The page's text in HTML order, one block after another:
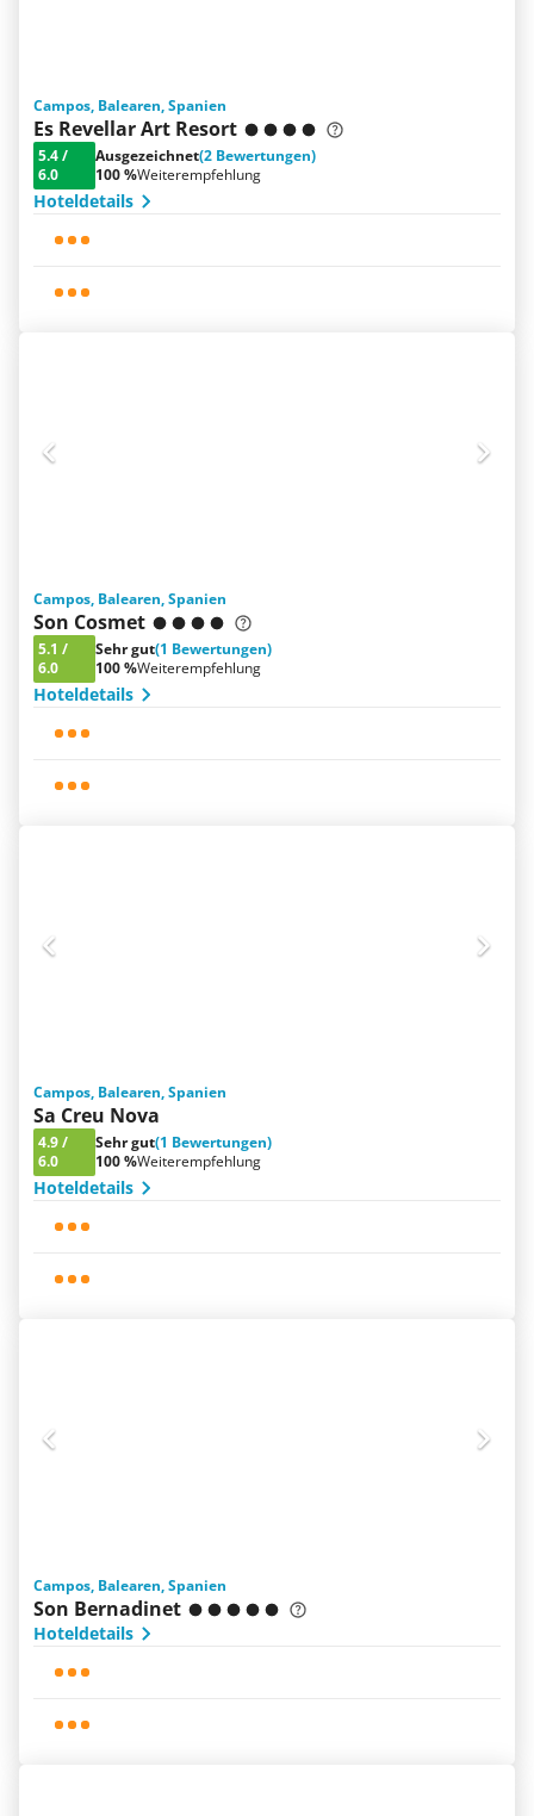
Campos, Balearen, Spanien
Es Revellar Art Resort
5.4/
6.0
Ausgezeichnet(2 Bewertungen)
100 %Weiterempfehlung
Hoteldetails
Campos, Balearen, Spanien
Son Cosmet
5.1 /
6.0
Sehr gut(1 Bewertungen)
100 %Weiterempfehlung
Hoteldetails
Campos, Balearen, Spanien
Sa Creu Nova
4.9/
6.0
Sehr gut(1 Bewertungen)
100 %Weiterempfehlung
Hoteldetails
Campos, Balearen, Spanien
Son Bernadinet
Hoteldetails